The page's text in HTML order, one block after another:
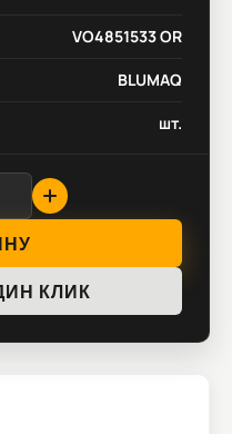
VO4851533 OR
BLUMAQ
шт.
КЛИК